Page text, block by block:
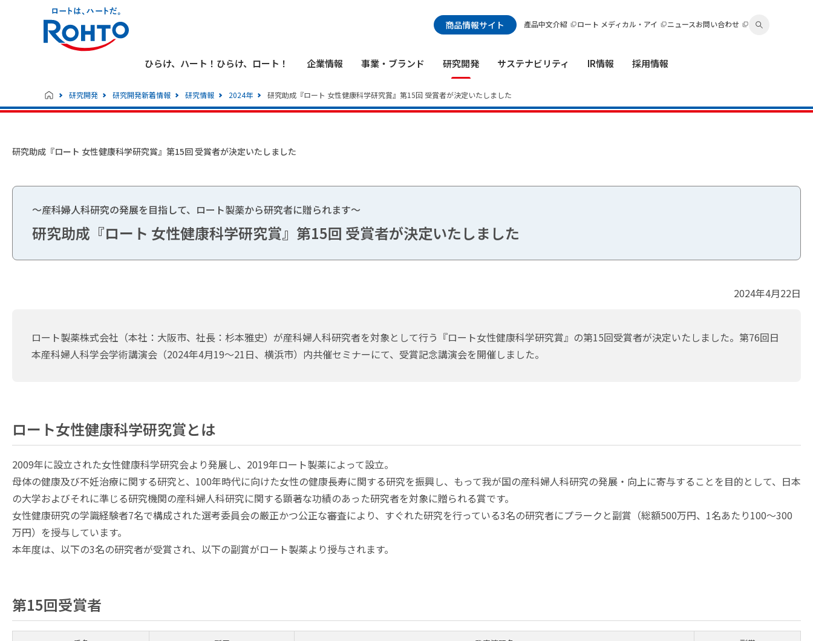
商品情報サイト 產品中文介紹 ロート メディカル・アイ ニュースお問い合わせ
検索メニュー
ひらけ、ハート！ひらけ、ロート！ 企業情報 事業・ブランド 研究開発 サステナビリティ IR情報 採用情報
研究開発 研究開発新着情報 研究情報 2024年 研究助成『ロート 女性健康科学研究賞』第15回 受賞者が決定いたしました
研究助成『ロート 女性健康科学研究賞』第15回 受賞者が決定いたしました
～産科婦人科研究の発展を目指して、ロート製薬から研究者に贈られます～
研究助成『ロート 女性健康科学研究賞』第15回 受賞者が決定いたしました
2024年4月22日
ロート製薬株式会社（本社：大阪市、社長：杉本雅史）が産科婦人科研究者を対象として行う『ロート女性健康科学研究賞』の第15回受賞者が決定いたしました。第76回日
本産科婦人科学会学術講演会（2024年4月19～21日、横浜市）内共催セミナーにて、受賞記念講演会を開催しました。
ロート女性健康科学研究賞とは
2009年に設立された女性健康科学研究会より発展し、2019年ロート製薬によって設立。
母体の健康及び不妊治療に関する研究と、100年時代に向けた女性の健康長寿に関する研究を振興し、もって我が国の産科婦人科研究の発展・向上に寄与することを目的として、日本
の大学およびそれに準じる研究機関の産科婦人科研究に関する顕著な功績のあった研究者を対象に贈られる賞です。
女性健康研究の学識経験者7名で構成された選考委員会の厳正かつ公正な審査により、すぐれた研究を行っている3名の研究者にプラークと副賞（総額500万円、1名あたり100～300
万円）を授与しています。
本年度は、以下の3名の研究者が受賞され、以下の副賞がロート製薬より授与されます。
第15回受賞者